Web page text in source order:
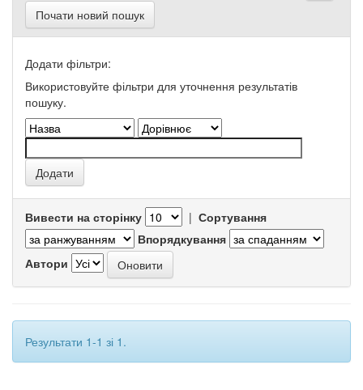
Почати новий пошук
Додати фільтри:
Використовуйте фільтри для уточнення результатів
пошуку.
Вивести на сторінку | Сортування
Впорядкування
Автори
Результати 1-1 зі 1.